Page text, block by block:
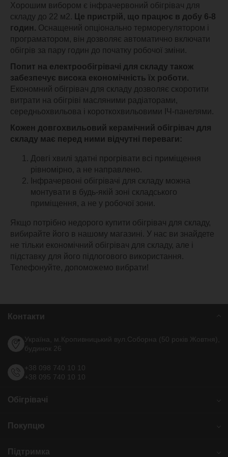
Хорошим вибором є інфрачервоний обігрівач для
складу до 22 м2. Це пристрій, що працює в добу 6-8
годин. Оснащений опціонально терморегулятором і
програматором, він дозволяє автоматично включати
обігрів за пару годин до початку робочої зміни.
Попит на електрообігрівачі для складу також
забезпечує висока економічність їх роботи.
Економний обігрівач для складу дозволяє скоротити
витрати на обігріві масляними радіаторами,
середньохвильова і короткохвильовими ІЧ-панелями.
Кожен довгохвильовий керамічний обігрівач для
складу має перед ними відчутні переваги:
Довгі хвилі здатні прогрівати всі приміщення
рівномірно, а не направлено.
Інфрачервоні обігрівачі для складу можна
монтувати в будь-якій зоні складського
приміщення, а не у робочої зони.
Якщо потрібно недорого купити обігрівач для складу,
вибирайте його в нашому магазині. У нас ви знайдете
не тільки економічний обігрівач для складу, але і
підставку для його підлогового використання.
Телефонуйте, допоможемо вибрати!
Контакти
Україна, м.Кропивницький вул.Соборна (50 років Жовтня),
будинок 26
+38 098 740 10 10
+38 095 740 10 10
Обігрівачі
Стандарт обігрівачі з терморегулятором - ПКІТ
Обігрівачі для дому
Покупцю
Сертифікати нашої компанії
Підтримка